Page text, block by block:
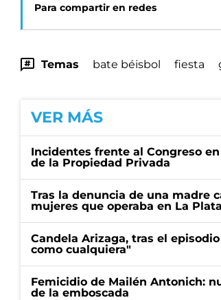
Para compartir en redes
Temas bate béisbol fiesta
VER MÁS
Incidentes frente al Congreso
de la Propiedad Privada
Tras la denuncia de una madre
mujeres que operaba en La
Candela Arizaga, tras el
como cualquiera"
Femicidio de Mailén Antonich:
de la emboscada